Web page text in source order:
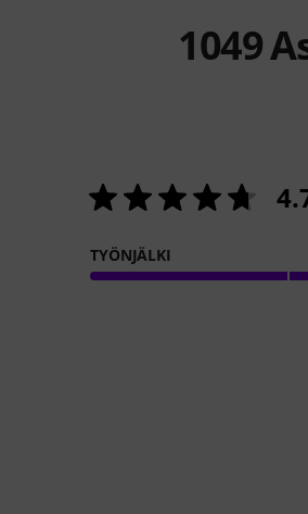
1049
TYÖNJÄLKI